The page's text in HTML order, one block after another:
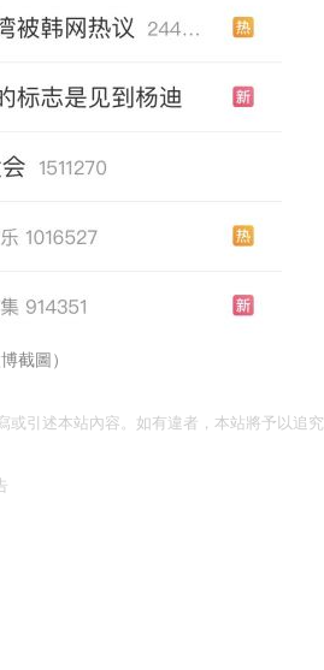
截圖）
或引述本站內容。如有違者，本站將予以追究